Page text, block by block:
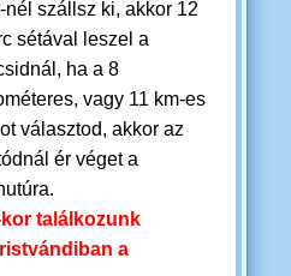
nél szállsz ki, akkor 12
sétával leszel a
ha a 8
vagy 11 km-es
választod, akkor az
ér véget a
kor találkozunk
a